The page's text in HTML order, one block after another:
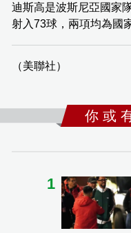
迪斯高是波斯尼亞國家
射入73球，兩項均為國
（美聯社）
你 或